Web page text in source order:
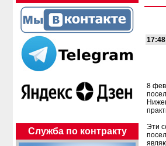
Служба по контракту
8
Эти